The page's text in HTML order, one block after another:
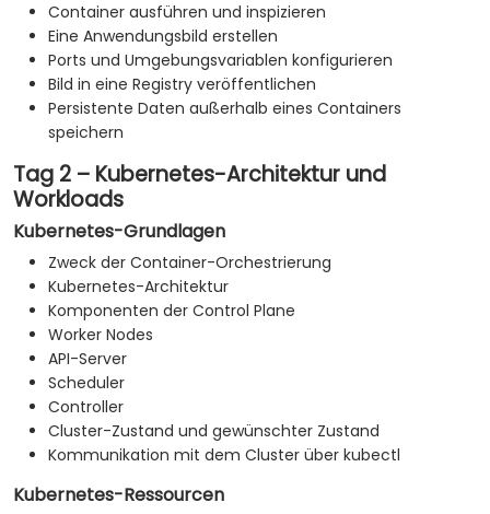
Container ausführen und inspizieren
Eine Anwendungsbild erstellen
Ports und Umgebungsvariablen konfigurieren
Bild in eine Registry veröffentlichen
Persistente Daten außerhalb eines Containers
speichern
Tag 2 – Kubernetes-Architektur und
Workloads
Kubernetes-Grundlagen
Zweck der Container-Orchestrierung
Kubernetes-Architektur
Komponenten der Control Plane
Worker Nodes
API-Server
Scheduler
Controller
Cluster-Zustand und gewünschter Zustand
Kommunikation mit dem Cluster über kubectl
Kubernetes-Ressourcen